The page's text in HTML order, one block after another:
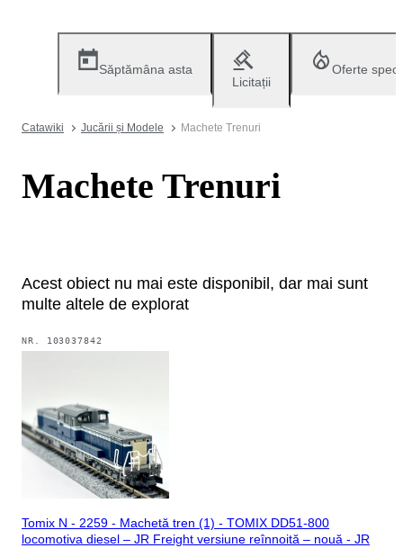
Săptămâna asta
Licitații
Oferte
Catawiki Jucării și Modele Machete Trenuri
Machete Trenuri
Acest obiect nu mai este disponibil, dar mai sunt
multe altele de explorat
NR. 103037842
Tomix N - 2259 - Machetă tren (1) - TOMIX DD51-800
locomotiva diesel – JR Freight versiune reînnoită – nouă - JR